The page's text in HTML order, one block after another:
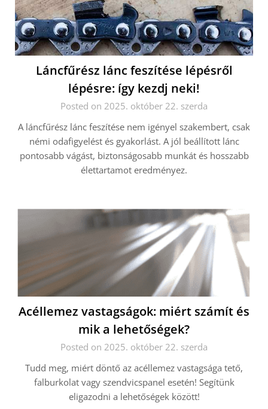
Láncfűrész lánc feszítése lépésről
lépésre: így kezdj neki!
Posted on 2025. október 22. szerda
A láncfűrész lánc feszítése nem igényel szakembert, csak
némi odafigyelést és gyakorlást. A jól beállított lánc
pontosabb vágást, biztonságosabb munkát és hosszabb
élettartamot eredményez.
Acéllemez vastagságok: miért számít és
mik a lehetőségek?
Posted on 2025. október 22. szerda
Tudd meg, miért döntő az acéllemez vastagsága tető,
falburkolat vagy szendvicspanel esetén! Segítünk
eligazodni a lehetőségek között!